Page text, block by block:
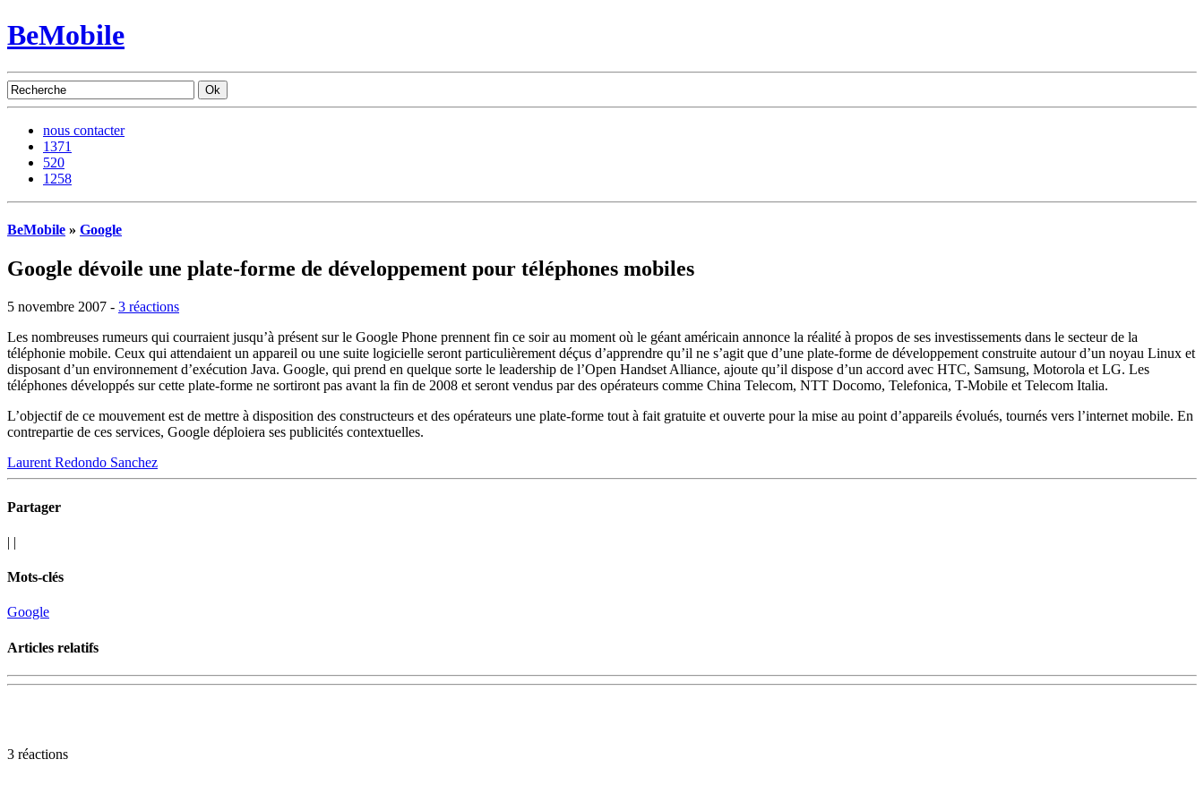
BeMobile
nous contacter
1371
520
1258
BeMobile » Google
Google dévoile une plate-forme de développement pour téléphones mobiles
5 novembre 2007 - 3 réactions
Les nombreuses rumeurs qui courraient jusqu’à présent sur le Google Phone prennent fin ce soir au moment où le géant américain annonce la réalité à propos de ses investissements dans le secteur de la
téléphonie mobile. Ceux qui attendaient un appareil ou une suite logicielle seront particulièrement déçus d’apprendre qu’il ne s’agit que d’une plate-forme de développement construite autour d’un noyau Linux et
disposant d’un environnement d’exécution Java. Google, qui prend en quelque sorte le leadership de l’Open Handset Alliance, ajoute qu’il dispose d’un accord avec HTC, Samsung, Motorola et LG. Les
téléphones développés sur cette plate-forme ne sortiront pas avant la fin de 2008 et seront vendus par des opérateurs comme China Telecom, NTT Docomo, Telefonica, T-Mobile et Telecom Italia.
L’objectif de ce mouvement est de mettre à disposition des constructeurs et des opérateurs une plate-forme tout à fait gratuite et ouverte pour la mise au point d’appareils évolués, tournés vers l’internet mobile. En
contrepartie de ces services, Google déploiera ses publicités contextuelles.
Laurent Redondo Sanchez
Partager
| |
Mots-clés
Google
Articles relatifs
3 réactions